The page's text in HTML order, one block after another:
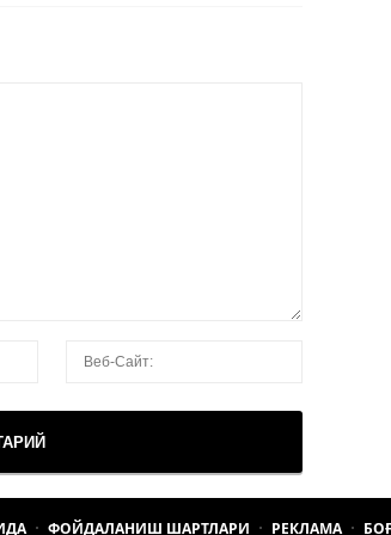
ФОЙДАЛАНИШ ШАРТЛАРИ РЕКЛАМА